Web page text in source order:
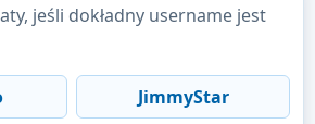
jeśli dokładny username jest
JimmyStar